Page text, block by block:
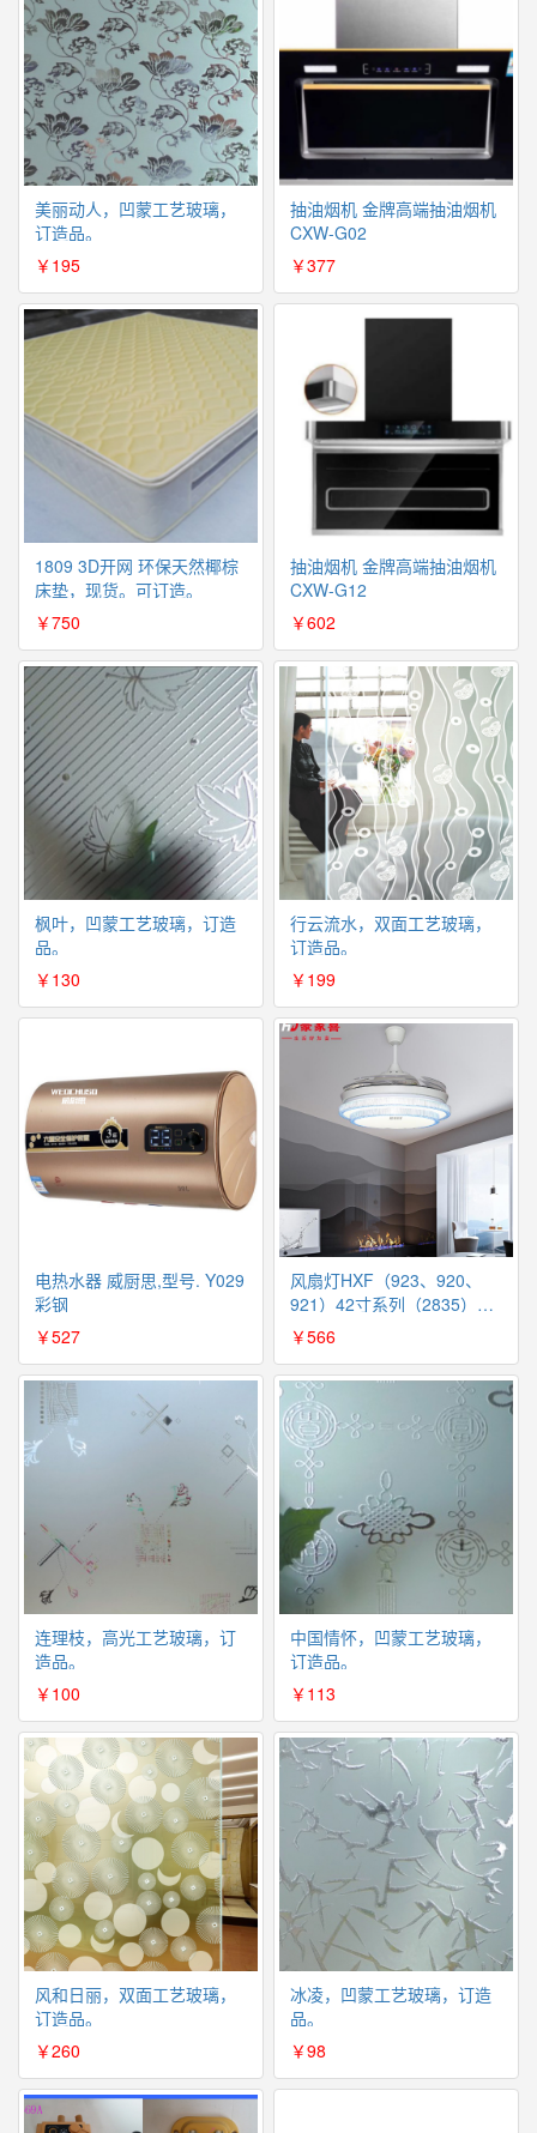
美丽动人，凹蒙工艺玻璃，
订造品。
￥195
抽油烟机 金牌高端抽油烟机
CXW-G02
￥377
1809 3D开网 环保天然椰棕
床垫，现货。可订造。
￥750
抽油烟机 金牌高端抽油烟机
CXW-G12
￥602
枫叶，凹蒙工艺玻璃，订造
品。
￥130
行云流水，双面工艺玻璃，
订造品。
￥199
电热水器 威厨思,型号. Y029
彩钢
￥527
风扇灯HXF（923、920、
921）42寸系列（2835）
36W变光 带遥控（国内包
邮）
￥566
连理枝，高光工艺玻璃，订
造品。
￥100
中国情怀，凹蒙工艺玻璃，
订造品。
￥113
风和日丽，双面工艺玻璃，
订造品。
￥260
冰凌，凹蒙工艺玻璃，订造
品。
￥98